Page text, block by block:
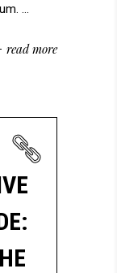
read more